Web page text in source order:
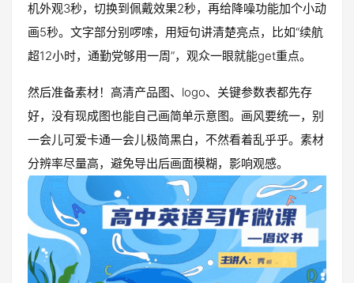
机外观3秒，切换到佩戴效果2秒，再给降噪功能加个小动
画5秒。文字部分别啰嗦，用短句讲清楚亮点，比如“续航
超12小时，通勤党够用一周”，观众一眼就能get重点。
然后准备素材！高清产品图、logo、关键参数表都先存
好，没有现成图也能自己画简单示意图。画风要统一，别
一会儿可爱卡通一会儿极简黑白，不然看着乱乎乎。素材
分辨率尽量高，避免导出后画面模糊，影响观感。